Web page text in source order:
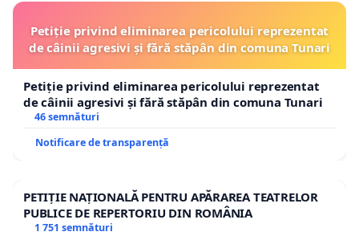
Petiție privind eliminarea pericolului reprezentat
de câinii agresivi și fără stăpân din comuna Tunari
Petiție privind eliminarea pericolului reprezentat
de câinii agresivi și fără stăpân din comuna Tunari
46 semnături
Notificare de transparență
PETIȚIE NAȚIONALĂ PENTRU APĂRAREA TEATRELOR
PUBLICE DE REPERTORIU DIN ROMÂNIA
1 751 semnături